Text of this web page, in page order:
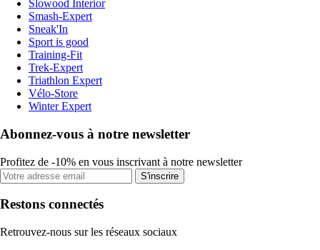
Slowood Interior
Smash-Expert
Sneak'In
Sport is good
Training-Fit
Trek-Expert
Triathlon Expert
Vélo-Store
Winter Expert
Abonnez-vous à notre newsletter
Profitez de -10% en vous inscrivant à notre newsletter
S'inscrire
Restons connectés
Retrouvez-nous sur les réseaux sociaux